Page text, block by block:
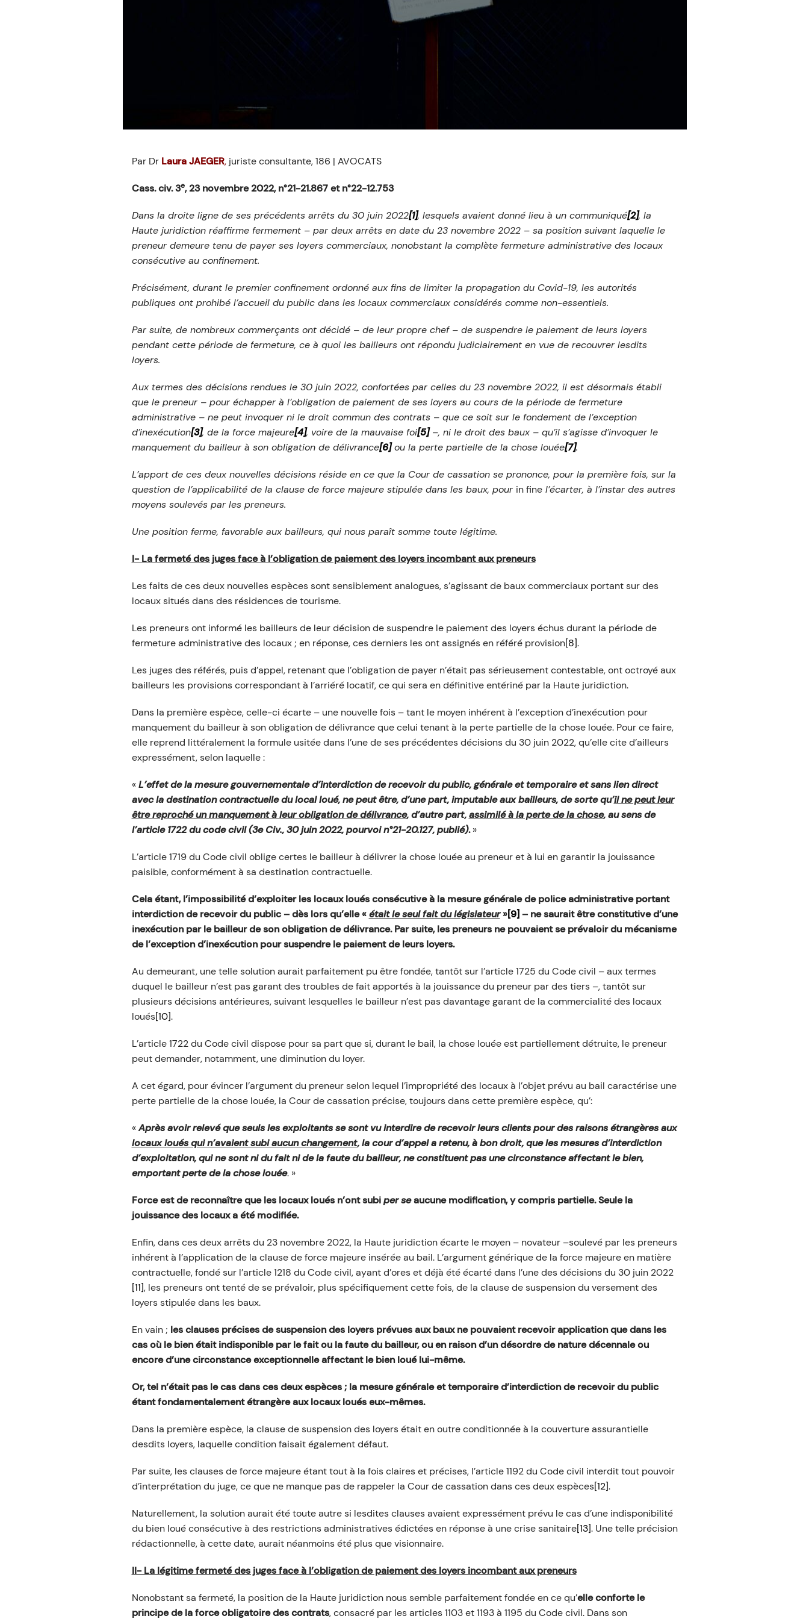
Par Dr Laura JAEGER,juriste consultante, 186 | AVOCATS
Cass. civ. 3e, 23 novembre 2022, n°21-21.867 et n°22-12.753
Dans la droite ligne de ses précédents arrêts du 30 juin 2022[1], lesquels avaient donné lieu à un communiqué[2], la
Haute juridiction réaffirme fermement – par deux arrêts en date du 23 novembre 2022 – sa position suivant laquelle le
preneur demeure tenu de payer ses loyers commerciaux, nonobstant la complète fermeture administrative des locaux
consécutive au confinement.
Précisément, durant le premier confinement ordonné aux fins de limiter la propagation du Covid-19, les autorités
publiques ont prohibé l’accueil du public dans les locaux commerciaux considérés comme non-essentiels.
Par suite, de nombreux commerçants ont décidé – de leur propre chef – de suspendre le paiement de leurs loyers
pendant cette période de fermeture, ce à quoi les bailleurs ont répondu judiciairement en vue de recouvrer lesdits
loyers.
Aux termes des décisions rendues le 30 juin 2022, confortées par celles du 23 novembre 2022, il est désormais établi
que le preneur – pour échapper à l’obligation de paiement de ses loyers au cours de la période de fermeture
administrative – ne peut invoquer ni le droit commun des contrats – que ce soit sur le fondement de l’exception
d’inexécution[3], de la force majeure[4], voire de la mauvaise foi[5]–, ni le droit des baux – qu’il s’agisse d’invoquer le
manquement du bailleur à son obligation de délivrance[6]ou la perte partielle de la chose louée[7].
L’apport de ces deux nouvelles décisions réside en ce que la Cour de cassation se prononce, pour la première fois, sur la
question de l’applicabilité de la clause de force majeure stipulée dans les baux, pour in finel’écarter, à l’instar des autres
moyens soulevés par les preneurs.
Une position ferme, favorable aux bailleurs, qui nous paraît somme toute légitime.
I- La fermeté des juges face à l’obligation de paiement des loyers incombant aux preneurs
Les faits de ces deux nouvelles espèces sont sensiblement analogues, s’agissant de baux commerciaux portant sur des
locaux situés dans des résidences de tourisme.
Les preneurs ont informé les bailleurs de leur décision de suspendre le paiement des loyers échus durant la période de
fermeture administrative des locaux ; en réponse, ces derniers les ont assignés en référé provision[8].
Les juges des référés, puis d’appel, retenant que l’obligation de payer n’était pas sérieusement contestable, ont octroyé aux
bailleurs les provisions correspondant à l’arriéré locatif, ce qui sera en définitive entériné par la Haute juridiction.
Dans la première espèce, celle-ci écarte – une nouvelle fois – tant le moyen inhérent à l’exception d’inexécution pour
manquement du bailleur à son obligation de délivrance que celui tenant à la perte partielle de la chose louée. Pour ce faire,
elle reprend littéralement la formule usitée dans l’une de ses précédentes décisions du 30 juin 2022, qu’elle cite d’ailleurs
expressément, selon laquelle :
«L’effet de la mesure gouvernementale d’interdiction de recevoir du public, générale et temporaire et sans lien direct
avec la destination contractuelle du local loué, ne peut être, d’une part, imputable aux bailleurs, de sorte qu’il ne peut leur
être reproché un manquement à leur obligation de délivrance, d’autre part,assimilé à la perte de la chose, au sens de
l’article 1722 du code civil (3e Civ., 30 juin 2022, pourvoi n°21-20.127, publié).»
L’article 1719 du Code civil oblige certes le bailleur à délivrer la chose louée au preneur et à lui en garantir la jouissance
paisible, conformément à sa destination contractuelle.
Cela étant, l’impossibilité d’exploiter les locaux loués consécutive à la mesure générale de police administrative portant
interdiction de recevoir du public – dès lors qu’elle «était le seul fait du législateur»[9] – ne saurait être constitutive d’une
inexécution par le bailleur de son obligation de délivrance. Par suite, les preneurs ne pouvaient se prévaloir du mécanisme
de l’exception d’inexécution pour suspendre le paiement de leurs loyers.
Au demeurant, une telle solution aurait parfaitement pu être fondée, tantôt sur l’article 1725 du Code civil – aux termes
duquel le bailleur n’est pas garant des troubles de fait apportés à la jouissance du preneur par des tiers –, tantôt sur
plusieurs décisions antérieures, suivant lesquelles le bailleur n’est pas davantage garant de la commercialité des locaux
loués[10].
L’article 1722 du Code civil dispose pour sa part que si, durant le bail, la chose louée est partiellement détruite, le preneur
peut demander, notamment, une diminution du loyer.
A cet égard, pour évincer l’argument du preneur selon lequel l’impropriété des locaux à l’objet prévu au bail caractérise une
perte partielle de la chose louée, la Cour de cassation précise, toujours dans cette première espèce, qu’:
«Après avoir relevé que seuls les exploitants se sont vu interdire de recevoir leurs clients pour des raisons étrangères aux
locaux loués qui n’avaient subi aucun changement, la cour d’appel a retenu, à bon droit, que les mesures d’interdiction
d’exploitation, qui ne sont ni du fait ni de la faute du bailleur, ne constituent pas une circonstance affectant le bien,
emportant perte de la chose louée. »
Force est de reconnaître que les locaux loués n’ont subiper seaucune modification, y compris partielle. Seule la
jouissance des locaux a été modifiée.
Enfin, dans ces deux arrêts du 23 novembre 2022, la Haute juridiction écarte le moyen – novateur –soulevé par les preneurs
inhérent à l’application de la clause de force majeure insérée au bail. L’argument générique de la force majeure en matière
contractuelle, fondé sur l’article 1218 du Code civil, ayant d’ores et déjà été écarté dans l’une des décisions du 30 juin 2022
[11], les preneurs ont tenté de se prévaloir, plus spécifiquement cette fois, de la clause de suspension du versement des
loyers stipulée dans les baux.
En vain ; les clauses précises de suspension des loyers prévues aux baux ne pouvaient recevoir application que dans les
cas où le bien était indisponible par le fait ou la faute du bailleur, ou en raison d’un désordre de nature décennale ou
encore d’une circonstance exceptionnelle affectant le bien loué lui-même.
Or, tel n’était pas le cas dans ces deux espèces ; la mesure générale et temporaire d’interdiction de recevoir du public
étant fondamentalement étrangère aux locaux loués eux-mêmes.
Dans la première espèce, la clause de suspension des loyers était en outre conditionnée à la couverture assurantielle
desdits loyers, laquelle condition faisait également défaut.
Par suite, les clauses de force majeure étant tout à la fois claires et précises, l’article 1192 du Code civil interdit tout pouvoir
d’interprétation du juge, ce que ne manque pas de rappeler la Cour de cassation dans ces deux espèces[12].
Naturellement, la solution aurait été toute autre si lesdites clauses avaient expressément prévu le cas d’une indisponibilité
du bien loué consécutive à des restrictions administratives édictées en réponse à une crise sanitaire[13]. Une telle précision
rédactionnelle, à cette date, aurait néanmoins été plus que visionnaire.
II- La légitime fermeté des juges face à l’obligation de paiement des loyers incombant aux preneurs
Nonobstant sa fermeté, la position de la Haute juridiction nous semble parfaitement fondée en ce qu’elle conforte le
principe de la force obligatoire des contrats, consacré par les articles 1103 et 1193 à 1195 du Code civil. Dans son